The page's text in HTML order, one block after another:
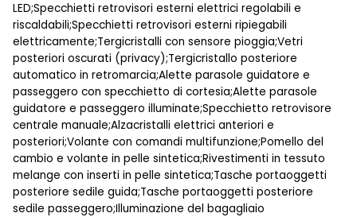
LED;Specchietti retrovisori esterni elettrici regolabili e
riscaldabili;Specchietti retrovisori esterni ripiegabili
elettricamente;Tergicristalli con sensore pioggia;Vetri
posteriori oscurati (privacy);Tergicristallo posteriore
automatico in retromarcia;Alette parasole guidatore e
passeggero con specchietto di cortesia;Alette parasole
guidatore e passeggero illuminate;Specchietto retrovisore
centrale manuale;Alzacristalli elettrici anteriori e
posteriori;Volante con comandi multifunzione;Pomello del
cambio e volante in pelle sintetica;Rivestimenti in tessuto
melange con inserti in pelle sintetica;Tasche portaoggetti
posteriore sedile guida;Tasche portaoggetti posteriore
sedile passeggero;Illuminazione del bagagliaio